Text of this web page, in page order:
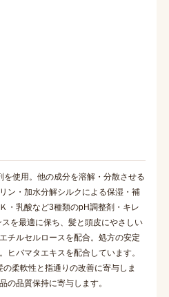
使用。他の成分を溶解・分散させる
ン・加水分解シルクによる保湿・補
・乳酸など3種類のpH調整剤・キレ
を最適に保ち、髪と頭皮にやさしい
チルセルロースを配合。処方の安定
ヒバマタエキスを配合しています。
柔軟性と指通りの改善に寄与しま
の品質保持に寄与します。